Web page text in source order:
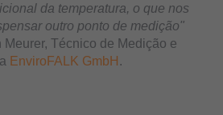
da temperatura, o que nos
outro ponto de medição"
Meurer, Técnico de Medição e
EnviroFALK GmbH .